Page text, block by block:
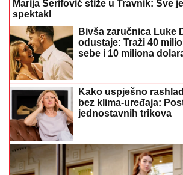
Marija Šerifović stiže u Travnik: Sve
spektakl
Bivša zaručnica Luke
odustaje: Traži 40
sebe i 10 miliona
Kako uspješno
bez klima-uređaja:
jednostavnih trikova